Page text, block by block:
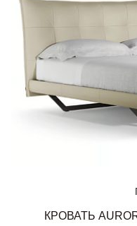
КРОВАТЬ